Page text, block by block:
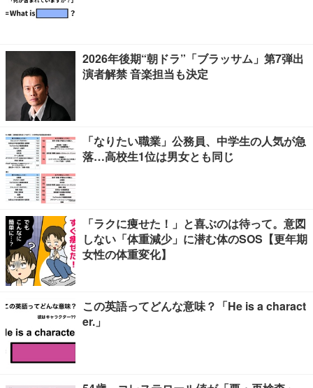
2026年後期“朝ドラ”「ブラッサム」第7弾出
演者解禁 音楽担当も決定
「なりたい職業」公務員、中学生の人気が急
落…高校生1位は男女とも同じ
「ラクに痩せた！」と喜ぶのは待って。意図
しない「体重減少」に潜む体のSOS【更年期
女性の体重変化】
この英語ってどんな意味？「He is a charact
er.」